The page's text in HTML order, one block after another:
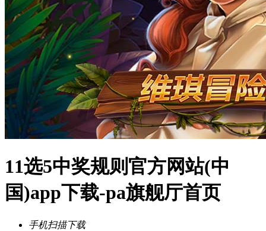
11选5中奖规则官方网站(中
国)app下载-pa旗舰厅首页
手机扫描下载